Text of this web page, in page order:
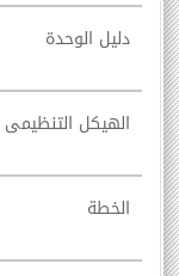
دليل الوحدة
الهيكل
الخطة